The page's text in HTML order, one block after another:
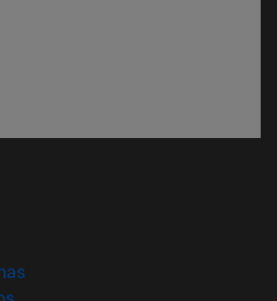
ventana)
(abre en nueva ventana)
(abre en nueva ventana)